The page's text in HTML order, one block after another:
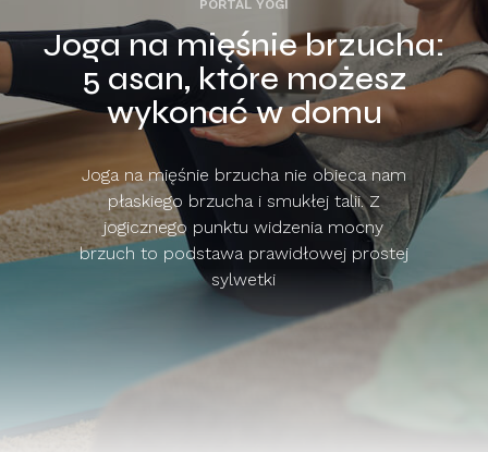
PORTAL YOGI
Joga na mięśnie brzucha:
5 asan, które możesz
wykonać w domu
Joga na mięśnie brzucha nie obieca nam
płaskiego brzucha i smukłej talii. Z
jogicznego punktu widzenia mocny
brzuch to podstawa prawidłowej prostej
sylwetki